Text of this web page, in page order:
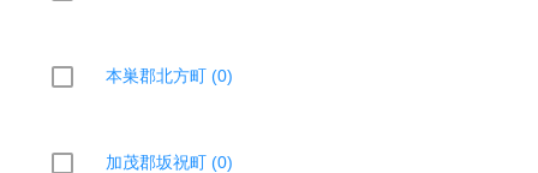
本巣郡北方町 (0)
加茂郡坂祝町 (0)